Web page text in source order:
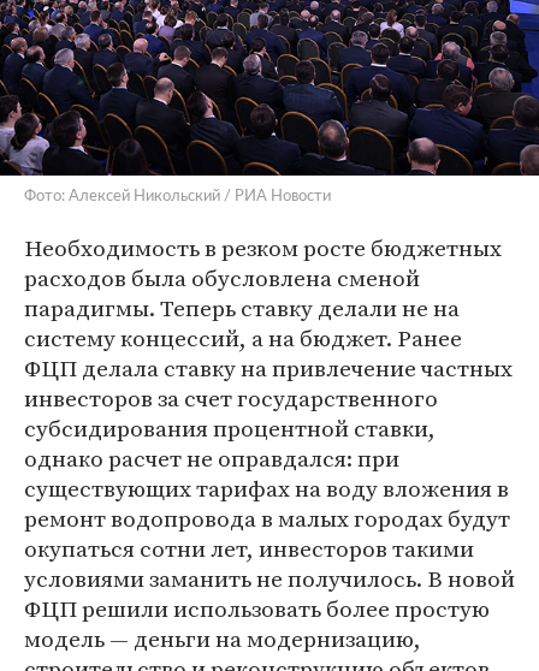
Фото: Алексей Никольский / РИА Новости
Необходимость в резком росте бюджетных
расходов была обусловлена сменой
парадигмы. Теперь ставку делали не на
систему концессий, а на бюджет. Ранее
ФЦП делала ставку на привлечение частных
инвесторов за счет государственного
субсидирования процентной ставки,
однако расчет не оправдался: при
существующих тарифах на воду вложения в
ремонт водопровода в малых городах будут
окупаться сотни лет, инвесторов такими
условиями заманить не получилось. В новой
ФЦП решили использовать более простую
модель — деньги на модернизацию,